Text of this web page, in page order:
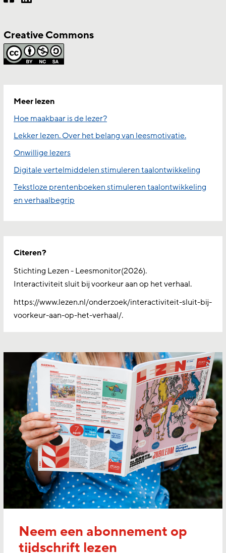
Meer lezen
Hoe maakbaar is de lezer?
Lekker lezen. Over het belang van leesmotivatie.
Onwillige lezers
Digitale vertelmiddelen stimuleren taalontwikkeling
Tekstloze prentenboeken stimuleren taalontwikkeling
en verhaalbegrip
Citeren?
Stichting Lezen - Leesmonitor(2026).
Interactiviteit sluit bij voorkeur aan op het verhaal.
https://www.lezen.nl/onderzoek/interactiviteit-sluit-bij-
voorkeur-aan-op-het-verhaal/.
Creative Commons
Neem een abonnement op
tijdschrift lezen